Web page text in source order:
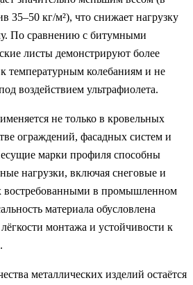
35–50 кг/м²), что снижает нагрузку
По сравнению с битумными
листы демонстрируют более
температурным колебаниям и не
воздействием ультрафиолета.
не только в кровельных
ограждений, фасадных систем и
марки профиля способны
нагрузки, включая снеговые и
востребованными в промышленном
материала обусловлена
монтажа и устойчивости к
металлических изделий остаётся